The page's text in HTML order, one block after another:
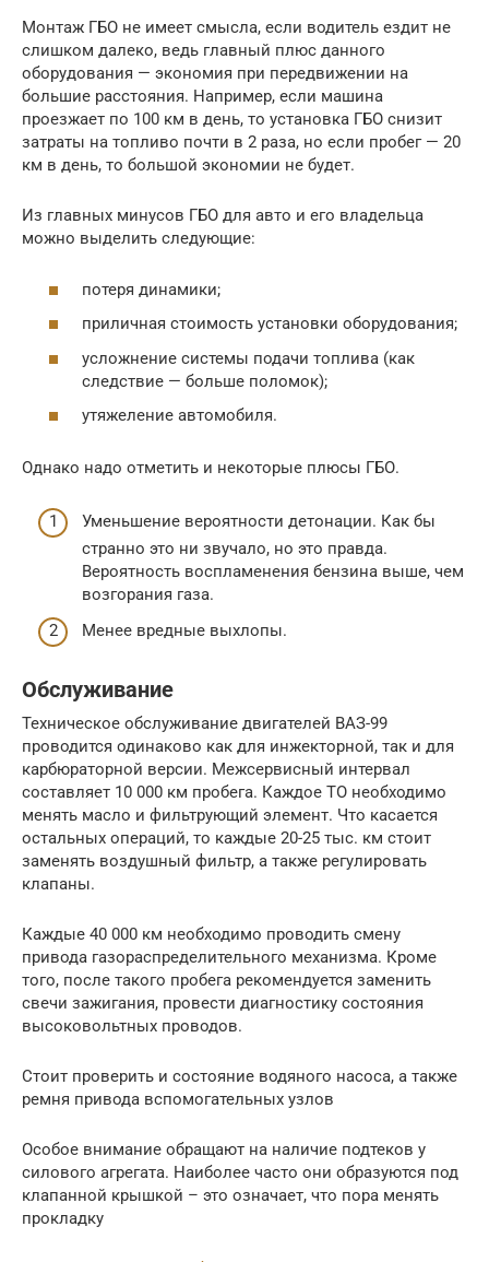
Монтаж ГБО не имеет смысла, если водитель ездит не
слишком далеко, ведь главный плюс данного
оборудования — экономия при передвижении на
большие расстояния. Например, если машина
проезжает по 100 км в день, то установка ГБО снизит
затраты на топливо почти в 2 раза, но если пробег — 20
км в день, то большой экономии не будет.
Из главных минусов ГБО для авто и его владельца
можно выделить следующие:
потеря динамики;
приличная стоимость установки оборудования;
усложнение системы подачи топлива (как
следствие — больше поломок);
утяжеление автомобиля.
Однако надо отметить и некоторые плюсы ГБО.
Уменьшение вероятности детонации. Как бы
странно это ни звучало, но это правда.
Вероятность воспламенения бензина выше, чем
возгорания газа.
Менее вредные выхлопы.
Обслуживание
Техническое обслуживание двигателей ВАЗ-99
проводится одинаково как для инжекторной, так и для
карбюраторной версии. Межсервисный интервал
составляет 10 000 км пробега. Каждое ТО необходимо
менять масло и фильтрующий элемент. Что касается
остальных операций, то каждые 20-25 тыс. км стоит
заменять воздушный фильтр, а также регулировать
клапаны.
Каждые 40 000 км необходимо проводить смену
привода газораспределительного механизма. Кроме
того, после такого пробега рекомендуется заменить
свечи зажигания, провести диагностику состояния
высоковольтных проводов.
Стоит проверить и состояние водяного насоса, а также
ремня привода вспомогательных узлов
Особое внимание обращают на наличие подтеков у
силового агрегата. Наиболее часто они образуются под
клапанной крышкой – это означает, что пора менять
прокладку